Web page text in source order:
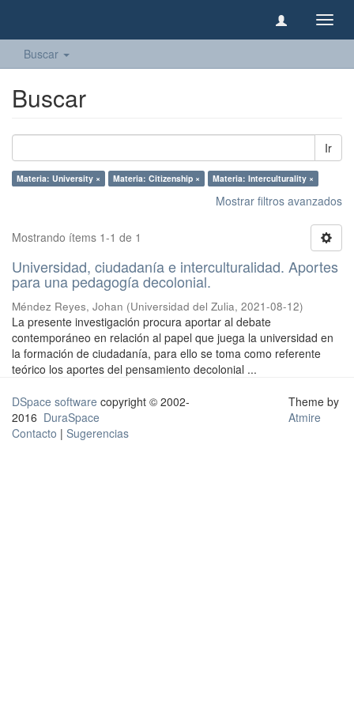
Buscar
Buscar
Ir
Materia: University × Materia: Citizenship × Materia: Interculturality ×
Mostrar filtros avanzados
Mostrando ítems 1-1 de 1
Universidad, ciudadanía e interculturalidad. Aportes
para una pedagogía decolonial.
Méndez Reyes, Johan (Universidad del Zulia, 2021-08-12)
La presente investigación procura aportar al debate
contemporáneo en relación al papel que juega la universidad en
la formación de ciudadanía, para ello se toma como referente
teórico los aportes del pensamiento decolonial ...
DSpace software copyright © 2002-
2016 DuraSpace
Contacto | Sugerencias
Theme by
Atmire